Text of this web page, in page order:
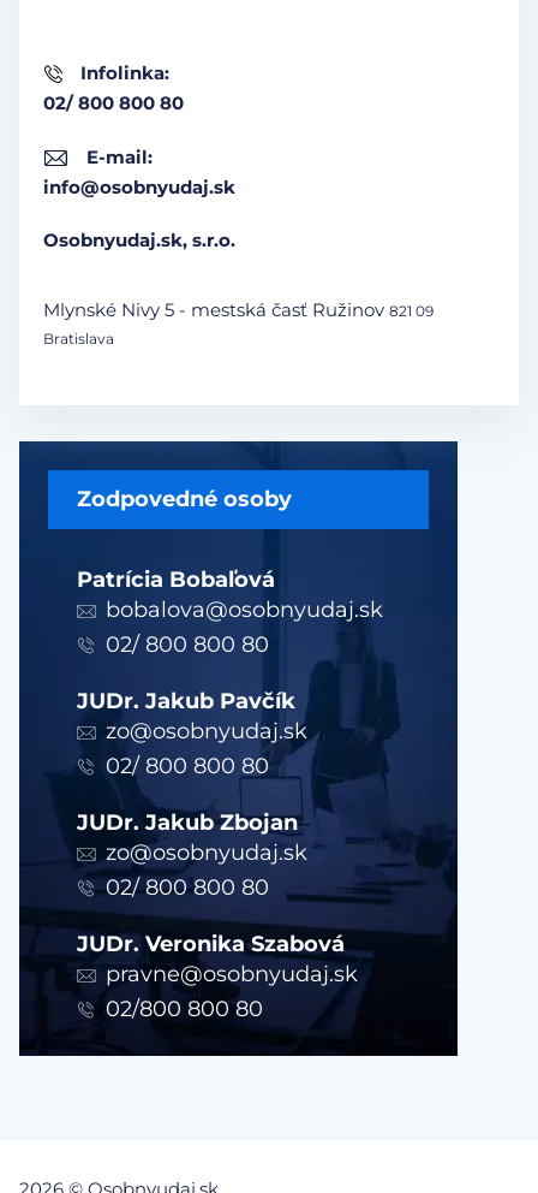
Zodpovedné osoby
Patrícia Bobaľová
bobalova@osobnyudaj.sk
02/ 800 800 80
JUDr. Jakub Pavčík
zo@osobnyudaj.sk
02/ 800 800 80
JUDr. Jakub Zbojan
zo@osobnyudaj.sk
02/ 800 800 80
JUDr. Veronika Szabová
pravne@osobnyudaj.sk
02/800 800 80
Infolinka:
02/ 800 800 80
E-mail:
info@osobnyudaj.sk
Osobnyudaj.sk, s.r.o.
Mlynské Nivy 5 - mestská časť Ružinov 821 09
Bratislava